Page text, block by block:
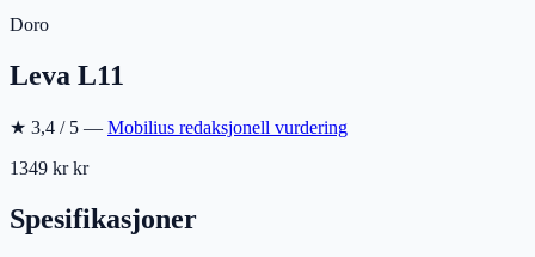
Doro
Leva L11
★ 3,4 / 5 — Mobilius redaksjonell vurdering
1349 krkr
Spesifikasjoner